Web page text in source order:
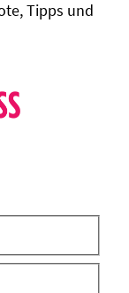
Tipps und